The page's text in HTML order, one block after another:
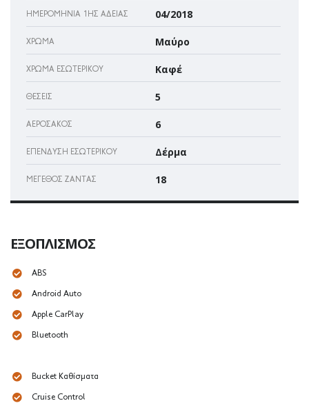
ΗΜΕΡΟΜΗΝΊΑ 1ΗΣ ΆΔΕΙΑΣ 04/2018
ΧΡΏΜΑ Μαύρο
ΧΡΏΜΑ ΕΣΩΤΕΡΙΚΟΎ Καφέ
ΘΈΣΕΙΣ 5
ΑΕΡΌΣΑΚΌΣ 6
ΕΠΈΝΔΥΣΗ ΕΣΩΤΕΡΙΚΟΎ Δέρμα
ΜΈΓΕΘΟΣ ΖΆΝΤΑΣ 18
ΕΞΟΠΛΙΣΜΌΣ
ABS
Android Auto
Apple CarPlay
Bluetooth
Bucket Καθίσματα
Cruise Control